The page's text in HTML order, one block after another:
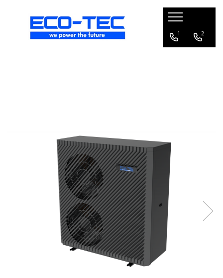
Pompe de căldură, boilere și accesorii
boiler și vană 3 căi
Accesorii pompă de căldură
1 2